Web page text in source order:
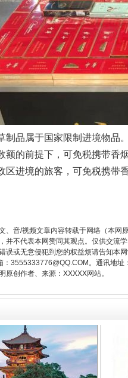
品属于国家限制进境物品。
额的前提下，可免税携带香
区进境的旅客，可免税携带
、音/视频文章内容转载于网络（本
并不代表本网赞同其观点。仅供交流
误或无意侵犯到您的权益烦请告知本
3555333776@QQ.COM。通讯地
原创作者、来源：XXXXX网站。
力责任有效落实
生生不息